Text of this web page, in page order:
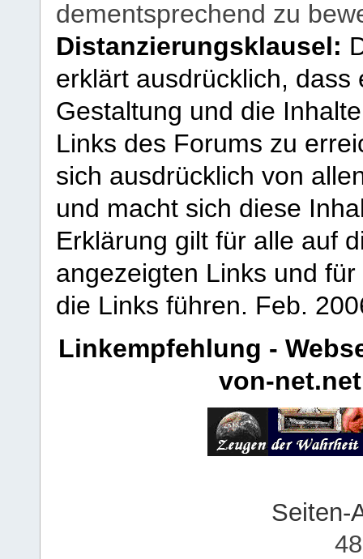
dementsprechend zu
Distanzierungsklausel:
erklärt ausdrücklich,
Gestaltung und die
Links des Forums zu
sich ausdrücklich von
und macht sich diese
Erklärung gilt für alle auf
angezeigten Links und
die Links führen. Feb.
Linkempfehlung -
von-net.net
Seiten-